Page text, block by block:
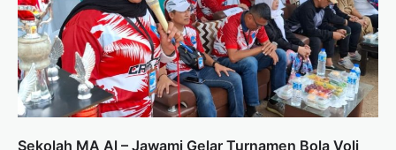
Sekolah MA Al – Jawami Gelar Turnamen Bola Voli